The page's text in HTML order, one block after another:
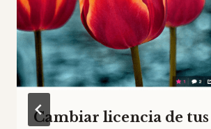
Cambiar licencia de